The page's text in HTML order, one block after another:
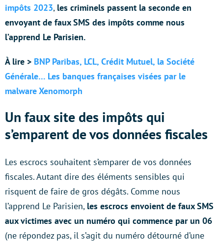
impôts 2023, les criminels passent la seconde en
envoyant de faux SMS des impôts comme nous
l’apprend Le Parisien.
À lire > BNP Paribas, LCL, Crédit Mutuel, la Société
Générale… Les banques françaises visées par le
malware Xenomorph
Un faux site des impôts qui
s’emparent de vos données fiscales
Les escrocs souhaitent s’emparer de vos données
fiscales. Autant dire des éléments sensibles qui
risquent de faire de gros dégâts. Comme nous
l’apprend Le Parisien, les escrocs envoient de faux SMS
aux victimes avec un numéro qui commence par un 06
(ne répondez pas, il s’agit du numéro détourné d’une